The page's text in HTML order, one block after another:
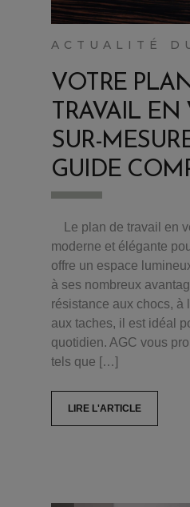
ACTUALITÉ
VOTRE
TRAVAIL EN
SUR-
GUIDE
Le plan de travail en
moderne et élégante
offre un espace
à ses nombreux
résistance aux chocs, à
aux taches, il est idéal
quotidien. AGC vous
tels que […]
LIRE L'ARTICLE